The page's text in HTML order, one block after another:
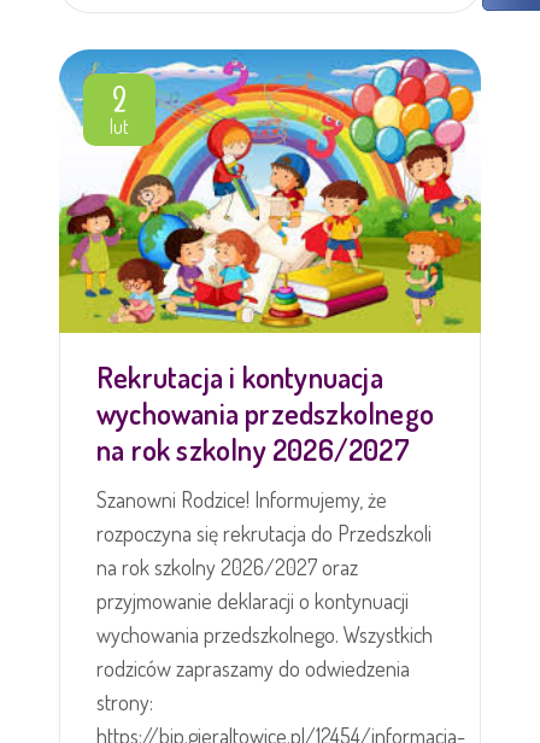
2
lut
Rekrutacja i kontynuacja
wychowania przedszkolnego
na rok szkolny 2026/2027
Szanowni Rodzice! Informujemy, że
rozpoczyna się rekrutacja do Przedszkoli
na rok szkolny 2026/2027 oraz
przyjmowanie deklaracji o kontynuacji
wychowania przedszkolnego. Wszystkich
rodziców zapraszamy do odwiedzenia
strony:
https://bip.gieraltowice.pl/12454/informacja-